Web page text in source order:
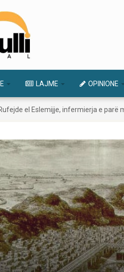
LAJME OPINIONE
el Eslemijje, infermierja e parë